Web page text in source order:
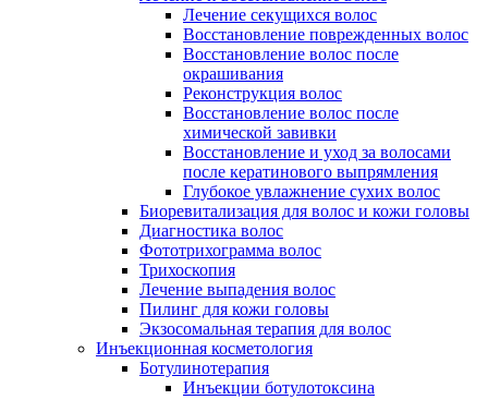
Лечение секущихся волос
Восстановление поврежденных волос
Восстановление волос после
окрашивания
Реконструкция волос
Восстановление волос после
химической завивки
Восстановление и уход за волосами
после кератинового выпрямления
Глубокое увлажнение сухих волос
Биоревитализация для волос и кожи головы
Диагностика волос
Фототрихограмма волос
Трихоскопия
Лечение выпадения волос
Пилинг для кожи головы
Экзосомальная терапия для волос
Инъекционная косметология
Ботулинотерапия
Инъекции ботулотоксина